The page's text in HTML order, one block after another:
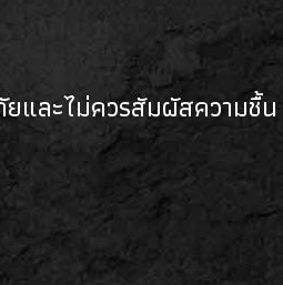
และไม่ควรสัมผัสความชื้น